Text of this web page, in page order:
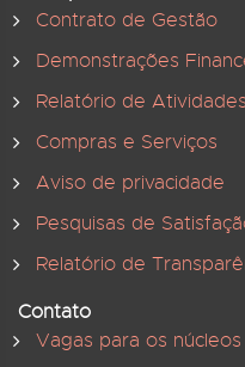
Contrato de Gestão
Demonstrações
Relatório de Atividades
Compras e Serviços
Aviso de privacidade
Pesquisas de
Relatório de
Contato
Vagas para os núcleos